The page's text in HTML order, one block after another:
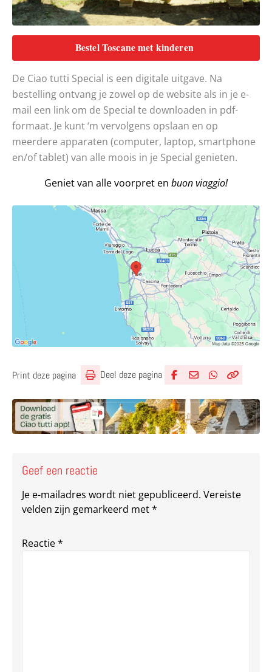
Bestel Toscane met kinderen
De Ciao tutti Special is een digitale uitgave. Na
bestelling ontvang je zowel op de website als in je e-
mail een link om de Special te downloaden in pdf-
formaat. Je kunt ‘m vervolgens opslaan en op
meerdere apparaten (computer, laptop, smartphone
en/of tablet) van alle moois in je Special genieten.
Geniet van alle voorpret en buon viaggio!
Print deze pagina Deel deze pagina
Geef een reactie
Je e-mailadres wordt niet gepubliceerd. Vereiste
velden zijn gemarkeerd met*
Reactie*